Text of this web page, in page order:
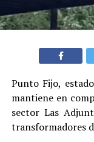
Punto Fijo,
mantiene en
sector Las
transformadores